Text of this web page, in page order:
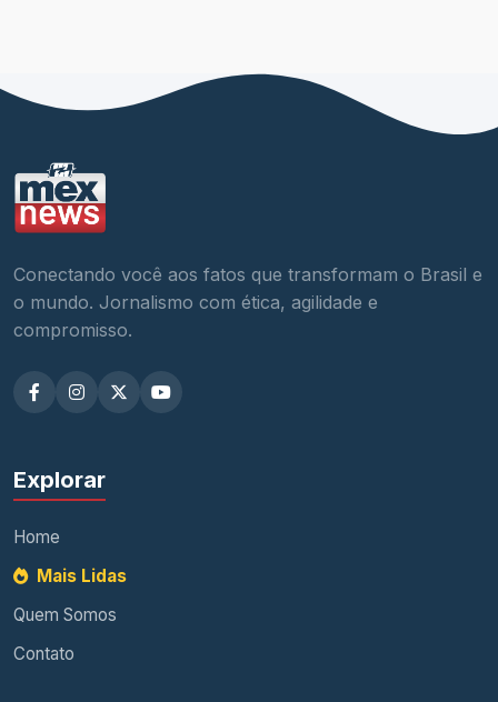
Conectando você aos fatos que transformam o Brasil e
o mundo. Jornalismo com ética, agilidade e
compromisso.
Explorar
Home
Mais Lidas
Quem Somos
Contato